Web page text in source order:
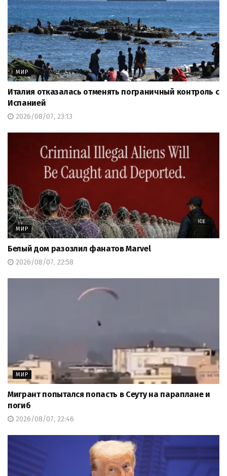
МИР
Италия отказалась отменять пограничный контроль с
Испанией
2026/08/07, 23:13
МИР
Белый дом разозлил фанатов Marvel
2026/08/07, 22:58
МИР
Мигрант попытался попасть в Сеуту на параплане и
погиб
2026/08/07, 22:46